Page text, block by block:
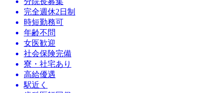
完全週休2日制
時短勤務可
年齢不問
女医歓迎
社会保険完備
寮・社宅あり
高給優遇
駅近く